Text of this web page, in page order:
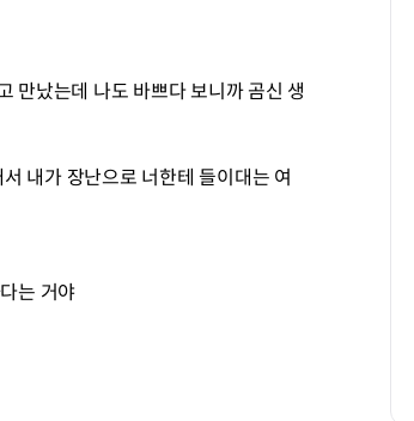
만났는데 나도 바쁘다 보니까 곰신 생
내가 장난으로 너한테 들이대는 여
는 거야